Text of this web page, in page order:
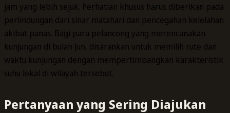
jam yang lebih sejuk. Perhatian khusus harus diberikan pada
perlindungan dari sinar matahari dan pencegahan kelelahan
akibat panas. Bagi para pelancong yang merencanakan
kunjungan di bulan Jun, disarankan untuk memilih rute dan
waktu kunjungan dengan mempertimbangkan karakteristik
suhu lokal di wilayah tersebut.
Pertanyaan yang Sering Diajukan